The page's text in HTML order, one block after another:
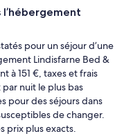
pour un séjour d’une
Lindisfarne Bed &
à 151 €, taxes et frais
nuit le plus bas
pour des séjours dans
de changer.
prix plus exacts.